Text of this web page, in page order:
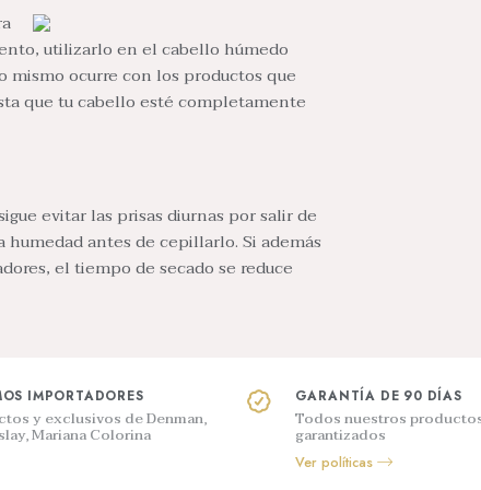
utilizarlo en el cabello húmedo
ocurre con los productos que
que tu cabello esté completamente
evitar las prisas diurnas por salir de
antes de cepillarlo. Si además
el tiempo de secado se reduce
IMPORTADORES
y exclusivos de Denman,
Mariana Colorina
GARANTÍA DE 90 DÍAS
Todos nuestros
garantizados
Ver políticas